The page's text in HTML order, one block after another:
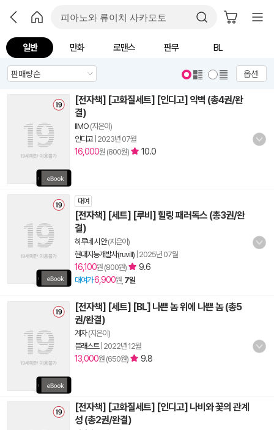
일반 만화 로맨스 판무 BL
옵션
[전자책] [고화질세트] [인디고] 악벽 (총4권/완
결)
IIMO (지은이)
인디고| 2023년 07월
16,000원 (800원) 10.0
대여
[전자책] [세트] [루비] 힐링 패러독스 (총3권/완
결)
히루네 시안(지은이)
현대지능개발사(ruvill) 2025년 07월
16,100원 (800원) 9.6
대여가6,900원, 7일
[전자책] [세트] [BL] 나쁜 놈 위에 나쁜 놈 (총5
권/완결)
계자(지은이)
블래스트| 2022년 12월
13,000원 (650원) 9.8
[전자책] [고화질세트] [인디고] 나비와 꽃의 관계
성 (총2권/완결)